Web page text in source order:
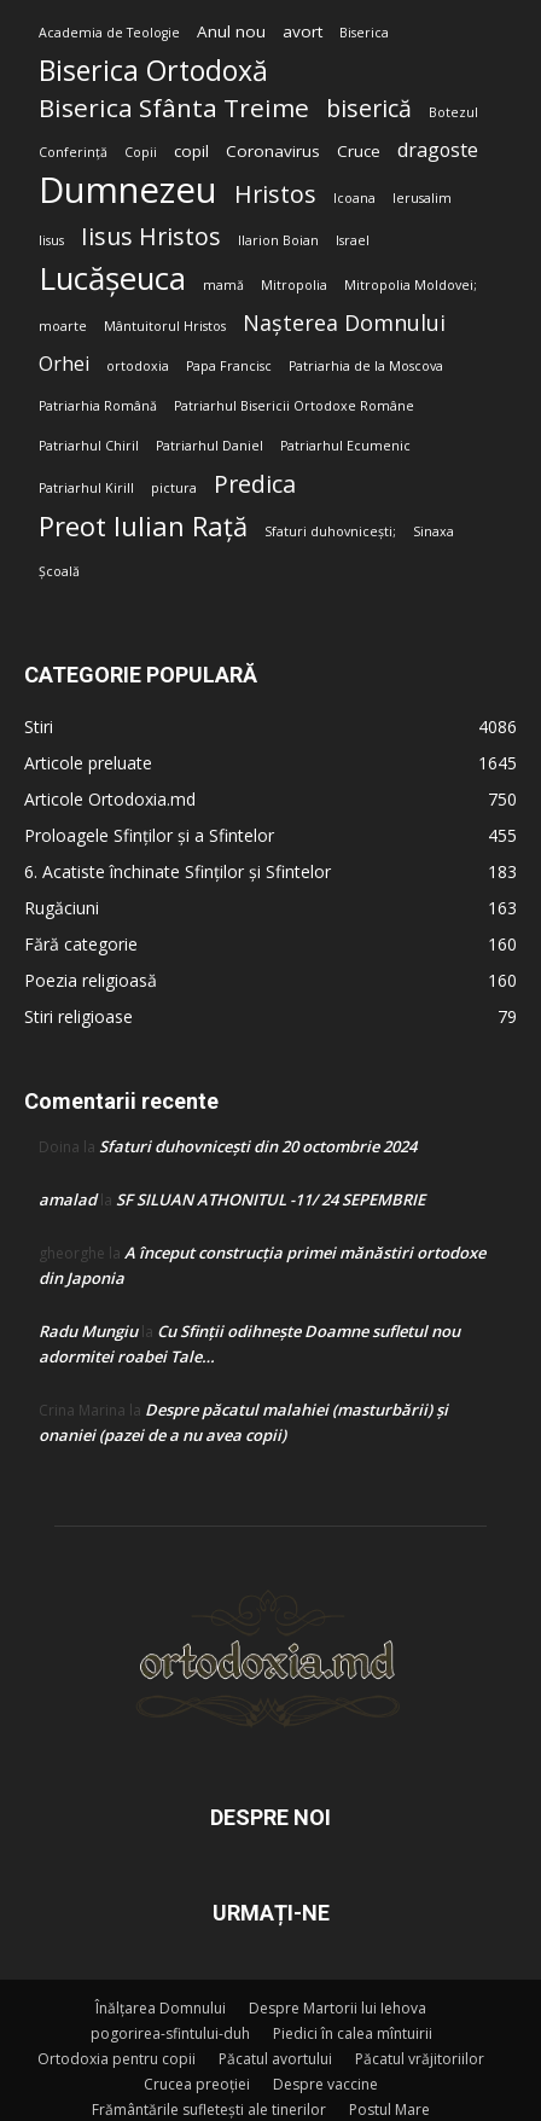
Academia de Teologie Anul nou avort Biserica
Biserica Ortodoxă
Biserica Sfânta Treime biserică Botezul
Conferință Copii copil Coronavirus Cruce dragoste
Dumnezeu Hristos Icoana Ierusalim
Iisus Iisus Hristos Ilarion Boian Israel
Lucășeuca mamă Mitropolia Mitropolia Moldovei;
moarte Mântuitorul Hristos Nașterea Domnului
Orhei ortodoxia Papa Francisc Patriarhia de la Moscova
Patriarhia Română Patriarhul Bisericii Ortodoxe Române
Patriarhul Chiril Patriarhul Daniel Patriarhul Ecumenic
Patriarhul Kirill pictura Predica
Preot Iulian Rață Sfaturi duhovnicești; Sinaxa
Școală
CATEGORIE POPULARĂ
Stiri
4086
Articole preluate
1645
Articole Ortodoxia.md
750
Proloagele Sfinților și a Sfintelor
455
6. Acatiste închinate Sfinților și Sfintelor
183
Rugăciuni
163
Fără categorie
160
Poezia religioasă
160
Stiri religioase
79
Comentarii recente
Doina la Sfaturi duhovnicești din 20 octombrie 2024
amaladla SF SILUAN ATHONITUL -11/ 24 SEPEMBRIE
gheorghe la A început construcţia primei mănăstiri ortodoxe
din Japonia
Radu Mungiula Cu Sfinții odihnește Doamne sufletul nou
adormitei roabei Tale…
Crina Marina la Despre păcatul malahiei (masturbării) şi
onaniei (pazei de a nu avea copii)
DESPRE NOI
URMAȚI-NE
Înălțarea Domnului
Despre Martorii lui Iehova
pogorirea-sfintului-duh
Piedici în calea mîntuirii
Ortodoxia pentru copii
Păcatul avortului
Păcatul vrăjitoriilor
Crucea preoției
Despre vaccine
Frământările sufletești ale tinerilor
Postul Mare